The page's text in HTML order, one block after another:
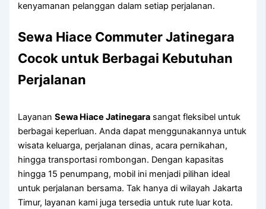
kenyamanan pelanggan dalam setiap perjalanan.
Sewa Hiace Commuter Jatinegara
Cocok untuk Berbagai Kebutuhan
Perjalanan
LayananSewa Hiace Jatinegara sangat fleksibel untuk
berbagai keperluan. Anda dapat menggunakannya untuk
wisata keluarga, perjalanan dinas, acara pernikahan,
hingga transportasi rombongan. Dengan kapasitas
hingga 15 penumpang, mobil ini menjadi pilihan ideal
untuk perjalanan bersama. Tak hanya di wilayah Jakarta
Timur, layanan kami juga tersedia untuk rute luar kota.